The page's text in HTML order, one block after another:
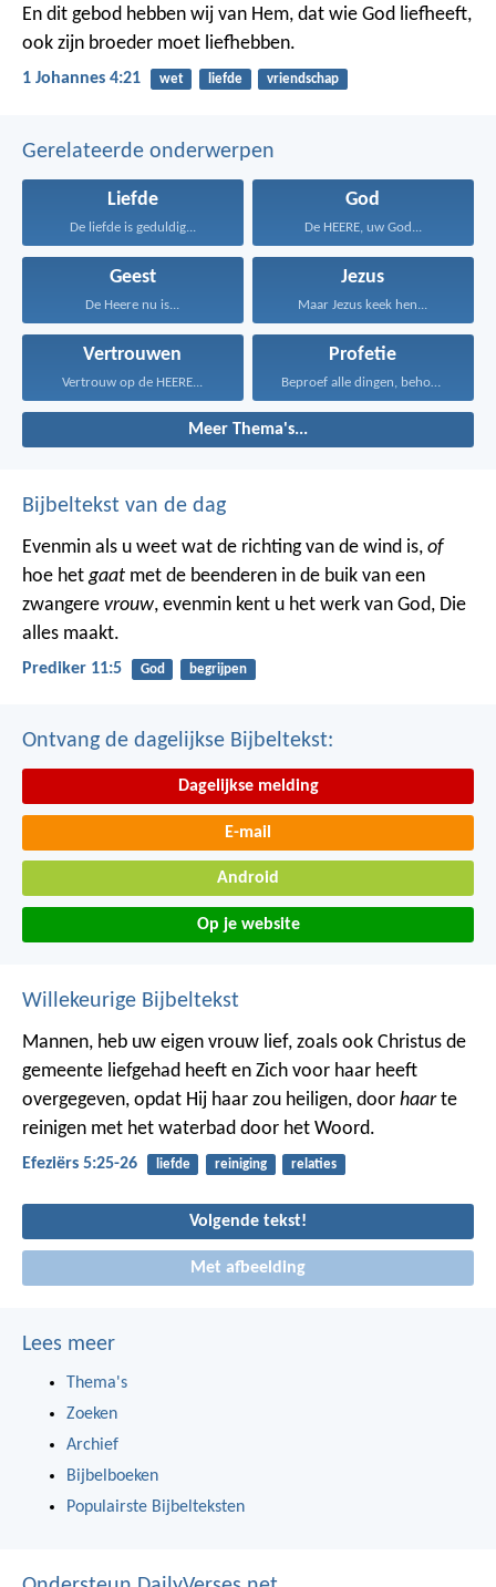
En dit gebod hebben wij van Hem, dat wie God liefheeft,
ook zijn broeder moet liefhebben.
1 Johannes 4:21 wet liefde vriendschap
Gerelateerde onderwerpen
Liefde
De liefde is geduldig...
God
De HEERE, uw God...
Geest
De Heere nu is...
Jezus
Maar Jezus keek hen...
Vertrouwen
Vertrouw op de HEERE...
Profetie
Beproef alle dingen, behoud...
Meer Thema's...
Bijbeltekst van de dag
Evenmin als u weet wat de richting van de wind is, of
hoe het gaat met de beenderen in de buik van een
zwangere vrouw, evenmin kent u het werk van God, Die
alles maakt.
Prediker 11:5 God begrijpen
Ontvang de dagelijkse Bijbeltekst:
Dagelijkse melding
E-mail
Android
Op je website
Willekeurige Bijbeltekst
Mannen, heb uw eigen vrouw lief, zoals ook Christus de
gemeente liefgehad heeft en Zich voor haar heeft
overgegeven, opdat Hij haar zou heiligen, door haarte
reinigen met het waterbad door het Woord.
Efeziërs 5:25-26 liefde reiniging relaties
Volgende tekst!
Met afbeelding
Lees meer
Thema's
Zoeken
Archief
Bijbelboeken
Populairste Bijbelteksten